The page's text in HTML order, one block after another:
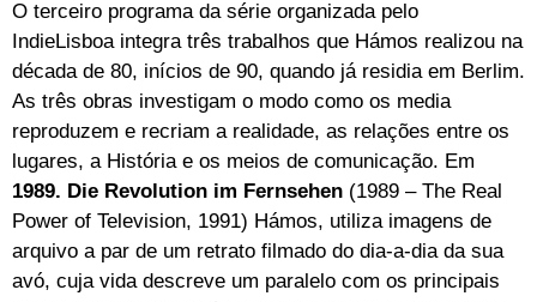
O terceiro programa da série organizada pelo
IndieLisboa integra três trabalhos que Hámos realizou na
década de 80, inícios de 90, quando já residia em Berlim.
As três obras investigam o modo como os media
reproduzem e recriam a realidade, as relações entre os
lugares, a História e os meios de comunicação. Em
1989. Die Revolution im Fernsehen (1989 – The Real
Power of Television, 1991) Hámos, utiliza imagens de
arquivo a par de um retrato filmado do dia-a-dia da sua
avó, cuja vida descreve um paralelo com os principais